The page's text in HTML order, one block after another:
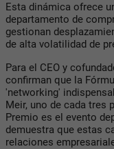
Esta dinámica ofrece
departamento de
gestionan
de alta volatilidad de
Para el CEO y
confirman que la
'networking'
Meir, uno de cada tres
Premio es el evento
demuestra que estas
relaciones